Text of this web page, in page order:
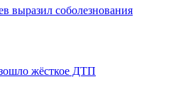
выразил соболезнования
жёсткое ДТП